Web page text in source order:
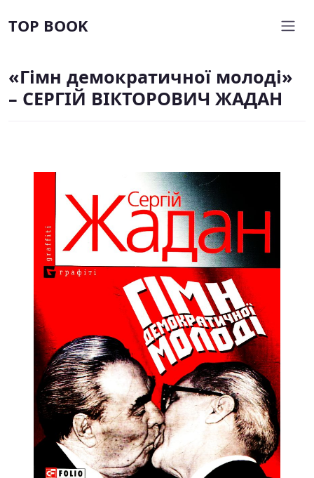
TOP BOOK
«Гімн демократичної молоді»
– СЕРГІЙ ВІКТОРОВИЧ ЖАДАН